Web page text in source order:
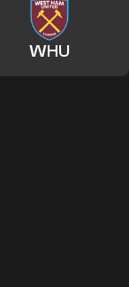
WHU